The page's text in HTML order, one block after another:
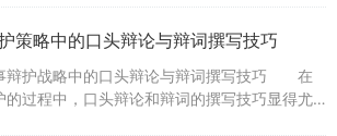
...策略中的口头辩论与辩词撰写技巧
护战略中的口头辩论与辩词撰写技巧 在
的过程中，口头辩论和辩词的撰写技巧显得尤